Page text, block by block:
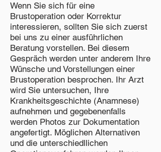
Wenn Sie sich für eine
Brustoperation oder Korrektur
interessieren, sollten Sie sich zuerst
bei uns zu einer ausführlichen
Beratung vorstellen. Bei diesem
Gespräch werden unter anderem Ihre
Wünsche und Vorstellungen einer
Brustoperation besprochen. Ihr Arzt
wird Sie untersuchen, Ihre
Krankheitsgeschichte (Anamnese)
aufnehmen und gegebenenfalls
werden Photos zur Dokumentation
angefertigt. Möglichen Alternativen
und die unterschiedllichen